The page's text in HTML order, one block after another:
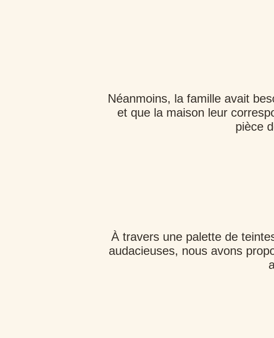
Néanmoins, la famille avait
et que la maison leur
pièce
À travers une palette de
audacieuses, nous avons